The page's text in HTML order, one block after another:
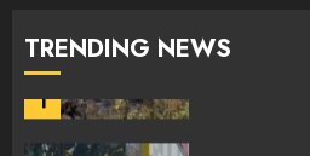
TRENDING NEWS
1
AUGUST 5, 2026